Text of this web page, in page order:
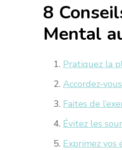
8
Mental
Pratiquez la
Accordez-
Faites de
Évitez les
Exprimez vos